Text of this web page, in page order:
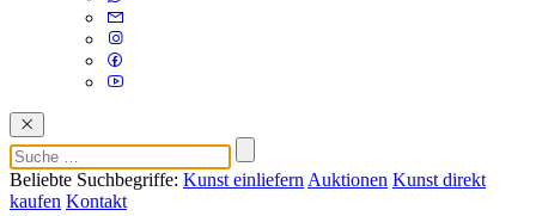
Beliebte Suchbegriffe: Kunst einliefern Auktionen Kunst direkt
kaufen Kontakt